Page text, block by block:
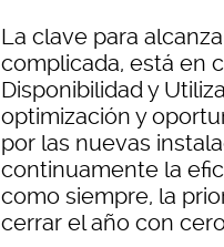
La clave para
complicada, está en
Disponibilidad y
optimización y
por las nuevas
continuamente la
como siempre, la
cerrar el año con